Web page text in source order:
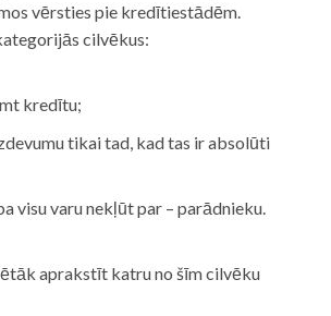
vērsties pie kredītiestādēm.
cilvēkus:
kredītu;
tikai tad, kad tas ir absolūti
visu varu nekļūt par – parādnieku.
aprakstīt katru no šīm cilvēku